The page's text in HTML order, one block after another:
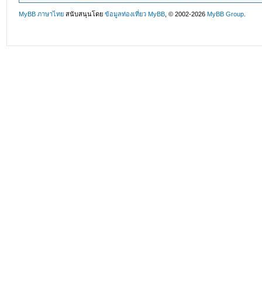
MyBB ภาษาไทย สนับสนุนโดยข้อมูลท่องเที่ยว MyBB , © 2002-2026MyBB Group